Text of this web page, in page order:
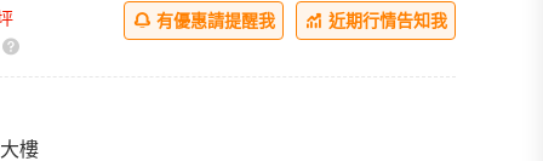
有優惠請提醒我 近期行情告知我
樓